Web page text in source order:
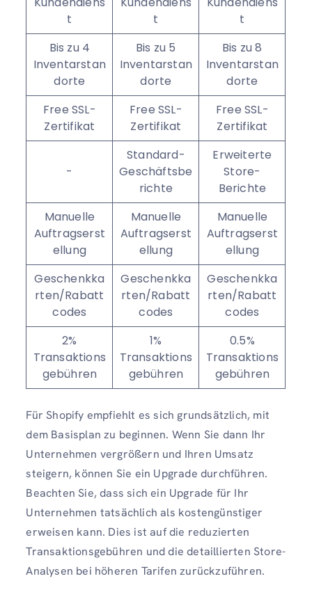
t
t
t
Bis zu 4
Inventarstan
dorte
Bis zu 5
Inventarstan
dorte
Bis zu 8
Inventarstan
dorte
Free SSL-
Zertifikat
Free SSL-
Zertifikat
Free SSL-
Zertifikat
-
Standard-
Geschäftsbe
richte
Erweiterte
Store-
Berichte
Manuelle
Auftragserst
ellung
Manuelle
Auftragserst
ellung
Manuelle
Auftragserst
ellung
Geschenkka
rten/Rabatt
codes
Geschenkka
rten/Rabatt
codes
Geschenkka
rten/Rabatt
codes
2%
Transaktions
gebühren
1%
Transaktions
gebühren
0.5%
Transaktions
gebühren
Für Shopify empfiehlt es sich grundsätzlich, mit
dem Basisplan zu beginnen. Wenn Sie dann Ihr
Unternehmen vergrößern und Ihren Umsatz
steigern, können Sie ein Upgrade durchführen.
Beachten Sie, dass sich ein Upgrade für Ihr
Unternehmen tatsächlich als kostengünstiger
erweisen kann. Dies ist auf die reduzierten
Transaktionsgebühren und die detaillierten Store-
Analysen bei höheren Tarifen zurückzuführen.